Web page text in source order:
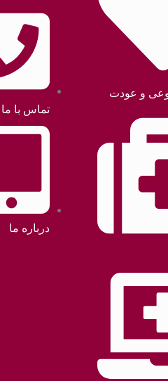
و عودت
تماس با ما
درباره ما